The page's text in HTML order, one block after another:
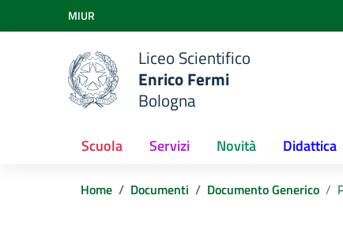
Vai ai contenuti
Vai al menu di navigazione
Vai al footer
MIUR
Liceo Scientifico
Enrico Fermi
Bologna
Scuola Servizi Novità Didattica
Home Documenti Documento Generico